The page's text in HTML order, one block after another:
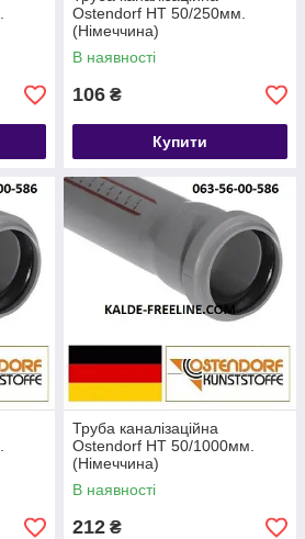
Ostendorf HT 50/250мм.
(Німеччина)
В наявності
106 ₴
Купити
Труба каналізаційна
Ostendorf HT 50/1000мм.
(Німеччина)
В наявності
212 ₴